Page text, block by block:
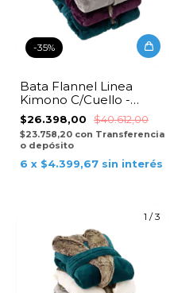
-35%
Bata Flannel Linea
Kimono C/Cuello -
Nude
$26.398,00 $40.612,00
$23.758,20 con Transferencia
o depósito
6 x $4.399,67 sin interés
1 /3